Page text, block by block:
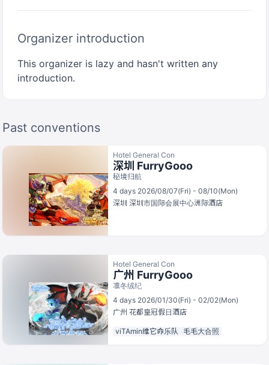
Organizer introduction
This organizer is lazy and hasn't written any
introduction.
Past conventions
Hotel General Con
深圳 FurryGooo
秘境归航
4 days 2026/08/07(Fri) - 08/10(Mon)
深圳 深圳市国际会展中心洲际酒店
Hotel General Con
广州 FurryGooo
凛冬绒纪
4 days 2026/01/30(Fri) - 02/02(Mon)
广州 花都皇冠假日酒店
viTAmin维它命乐队 毛毛大合照